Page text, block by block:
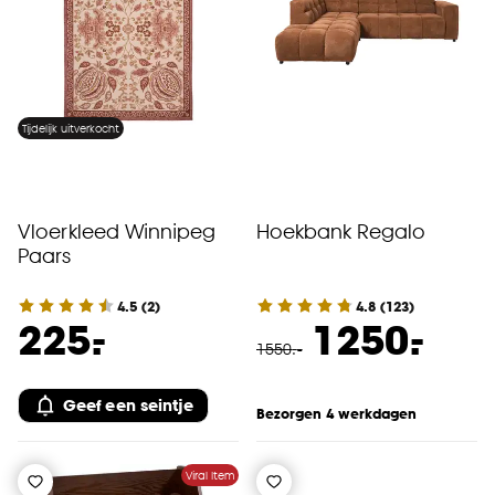
Goed om te weten is dat je deze keuze altijd nog
kan aanpassen, bekijk hiervoor onze
cookieverklaring.
Tijdelijk uitverkocht
Vloerkleed Winnipeg
Paars
4.5 (2)
225.
-
Geef een seintje
Hoekbank Regalo
4.8 (123)
1550.- 1250.
-
Bezorgen 4 werkdagen
Viral Item